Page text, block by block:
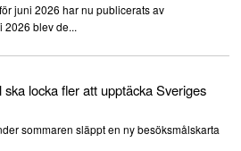
juni 2026 har nu publicerats av
2026 blev de...
locka fler att upptäcka Sveriges
sommaren släppt en ny besöksmålskarta